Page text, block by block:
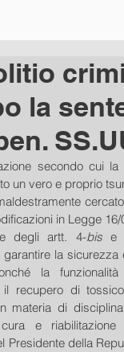
la
secondo cui
un vero e proprio
in Legge
degli artt. 4-bis e
la
la funzionalità
il recupero di
materia di
cura e
della